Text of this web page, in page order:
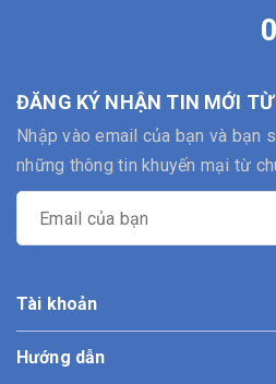
ĐĂNG KÝ NHẬN TIN MỚI
Nhập vào email của bạn và bạn
những thông tin khuyến mại từ
Tài khoản
Hướng dẫn